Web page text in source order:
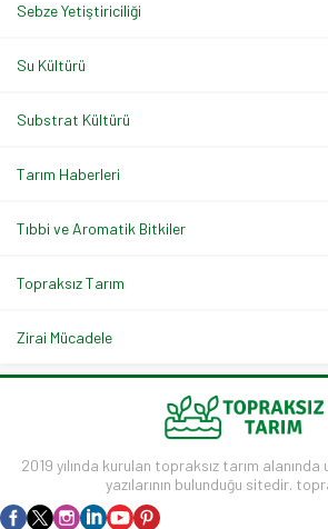
Sebze Yetiştiriciliği
Su Kültürü
Substrat Kültürü
Tarım Haberleri
Tıbbi ve Aromatik Bitkiler
Topraksız Tarım
Zirai Mücadele
2019 yılında kurulan topraksız tarım
yazılarının bulunduğu sitedir.